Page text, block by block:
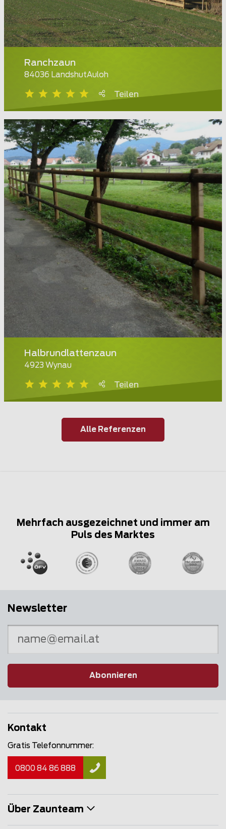
Ranchzaun
84036 LandshutAuloh
Teilen
Halbrundlattenzaun
4923 Wynau
Teilen
Alle Referenzen
Mehrfach ausgezeichnet und immer am
Puls des Marktes
Newsletter
Abonnieren
Kontakt
Gratis Telefonnummer:
0800 84 86 888
Über Zaunteam